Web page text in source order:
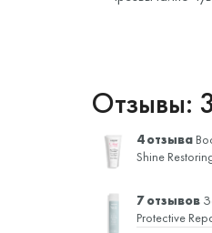
Отзывы:
4 отзыва
Shine
7 отзывов
Protective